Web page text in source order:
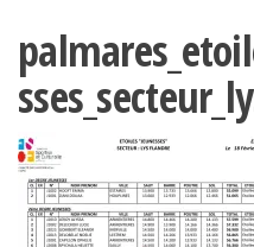
contenu